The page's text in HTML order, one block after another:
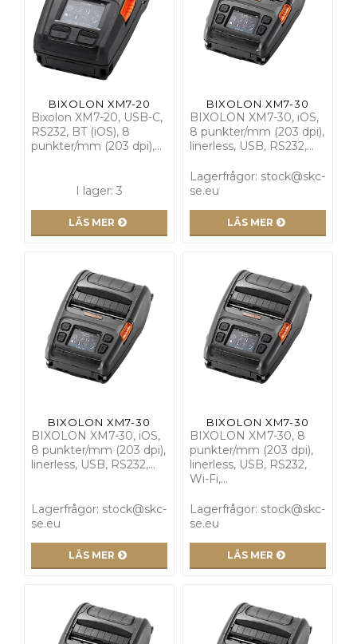
BIXOLON XM7-20
Bixolon XM7-20, USB-C,
RS232, BT (iOS), 8
punkter/mm (203 dpi),…
I lager: 3
LÄS MER
BIXOLON XM7-30
BIXOLON XM7-30, iOS,
8 punkter/mm (203 dpi),
linerless, USB, RS232,…
Lagerfrågor: stock@skc-
se.eu
LÄS MER
BIXOLON XM7-30
BIXOLON XM7-30, iOS,
8 punkter/mm (203 dpi),
linerless, USB, RS232,…
Lagerfrågor: stock@skc-
se.eu
LÄS MER
BIXOLON XM7-30
BIXOLON XM7-30, 8
punkter/mm (203 dpi),
linerless, USB, RS232,
Wi-Fi,…
Lagerfrågor: stock@skc-
se.eu
LÄS MER